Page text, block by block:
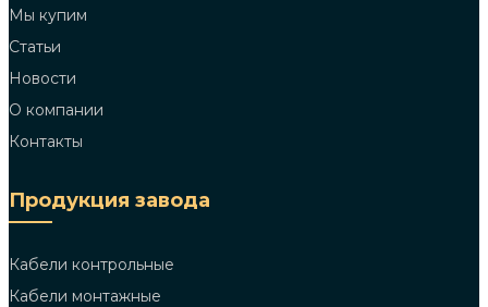
Мы купим
Статьи
Новости
О компании
Контакты
Продукция завода
Кабели контрольные
Кабели монтажные